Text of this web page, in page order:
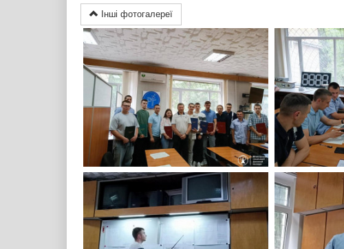
Інші фотогалереї